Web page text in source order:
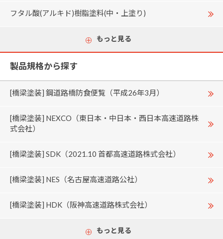
フタル酸(アルキド)樹脂塗料(中・上塗り)
もっと見る
製品規格から探す
[橋梁塗装] 鋼道路橋防食便覧（平成26年3月）
[橋梁塗装] NEXCO（東日本・中日本・西日本高速道路株
式会社）
[橋梁塗装] SDK（2021.10 首都高速道路株式会社）
[橋梁塗装] NES（名古屋高速道路公社）
[橋梁塗装] HDK（阪神高速道路株式会社）
もっと見る